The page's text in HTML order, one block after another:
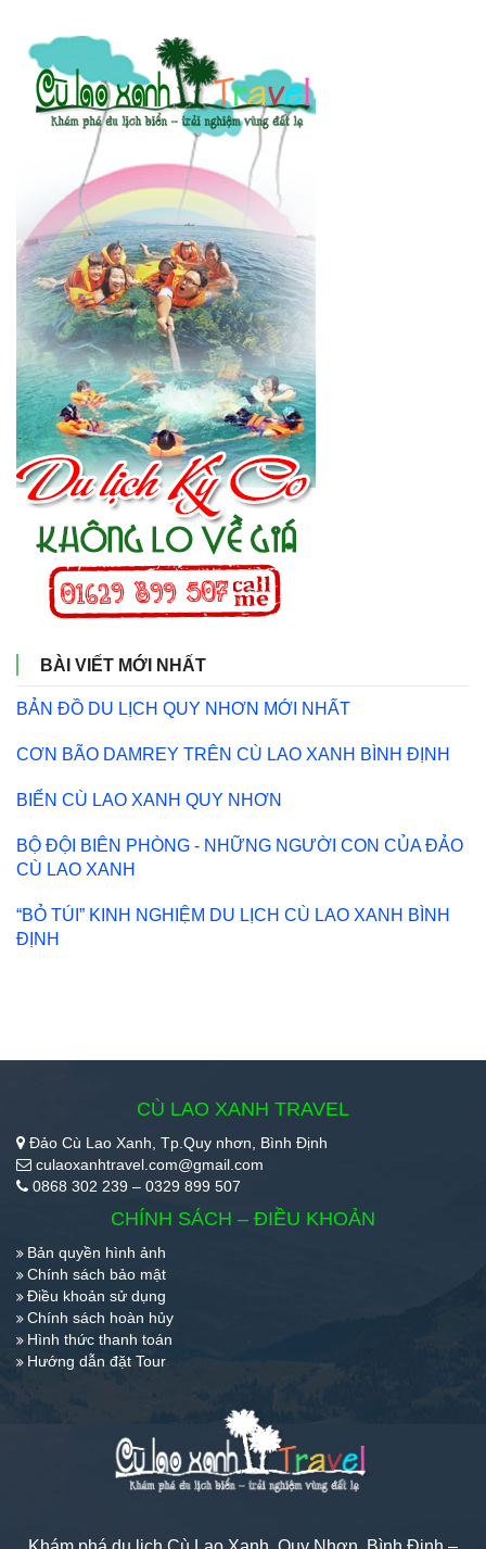
BÀI VIẾT MỚI NHẤT
BẢN ĐỒ DU LỊCH QUY NHƠN MỚI NHẤT
CƠN BÃO DAMREY TRÊN CÙ LAO XANH BÌNH ĐỊNH
BIỂN CÙ LAO XANH QUY NHƠN
BỘ ĐỘI BIÊN PHÒNG - NHỮNG NGƯỜI CON CỦA ĐẢO
CÙ LAO XANH
“BỎ TÚI” KINH NGHIỆM DU LỊCH CÙ LAO XANH BÌNH
ĐỊNH
CÙ LAO XANH TRAVEL
Đảo Cù Lao Xanh, Tp.Quy nhơn, Bình Định
culaoxanhtravel.com@gmail.com
0868 302 239 – 0329 899 507
CHÍNH SÁCH – ĐIỀU KHOẢN
Bản quyền hình ảnh
Chính sách bảo mật
Điều khoản sử dụng
Chính sách hoàn hủy
Hình thức thanh toán
Hướng dẫn đặt Tour